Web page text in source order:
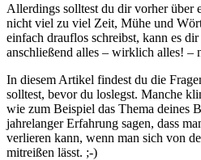
Allerdings solltest du dir vorher über
nicht viel zu viel Zeit, Mühe und
einfach drauflos schreibst, kann es dir
anschließend alles – wirklich alles! –
In diesem Artikel findest du die
solltest, bevor du loslegst. Manche
wie zum Beispiel das Thema deines
jahrelanger Erfahrung sagen, dass
verlieren kann, wenn man sich von
mitreißen lässt. ;-)